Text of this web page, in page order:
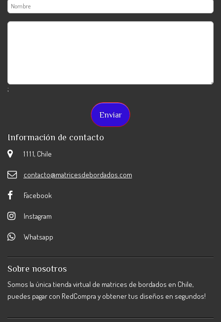
;
Información de contacto
1 1 1 1, Chile
contacto@matricesdebordados.com
Facebook
Instagram
Whatsapp
Sobre nosotros
Somos la única tienda virtual de matrices de bordados en Chile,
puedes pagar con RedCompra y obtener tus diseños en segundos!